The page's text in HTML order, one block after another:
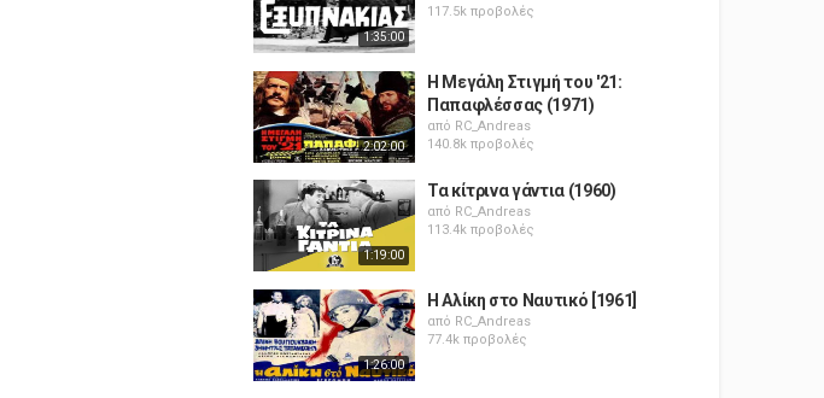
1:35:00
117.5k προβολές
2:02:00
Η Μεγάλη Στιγμή του '21:
Παπαφλέσσας (1971)
από RC_Andreas
140.8k προβολές
1:19:00
Τα κίτρινα γάντια (1960)
από RC_Andreas
113.4k προβολές
1:26:00
Η Αλίκη στο Ναυτικό [1961]
από RC_Andreas
77.4k προβολές